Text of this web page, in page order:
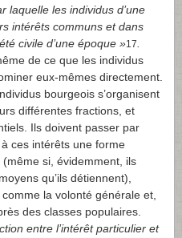
laquelle les individus d’une
intérêts communs et dans
civile d’une époque »17
de ce que les individus
eux-mêmes directement.
bourgeois s’organisent
différentes fractions, et
Ils doivent passer par
ces intérêts une forme
si, évidemment, ils
qu’ils détiennent),
la volonté générale et,
des classes populaires.
entre l’intérêt particulier et